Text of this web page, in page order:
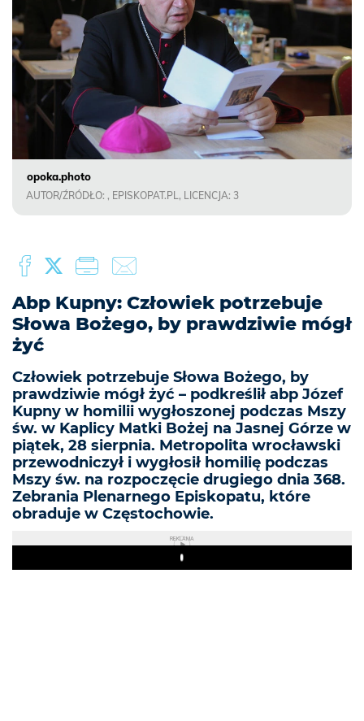
opoka.photo
AUTOR/ŹRÓDŁO: , EPISKOPAT.PL, LICENCJA: 3
Abp Kupny: Człowiek potrzebuje
Słowa Bożego, by prawdziwie mógł
żyć
Człowiek potrzebuje Słowa Bożego, by
prawdziwie mógł żyć – podkreślił abp Józef
Kupny w homilii wygłoszonej podczas Mszy
św. w Kaplicy Matki Bożej na Jasnej Górze w
piątek, 28 sierpnia. Metropolita wrocławski
przewodniczył i wygłosił homilię podczas
Mszy św. na rozpoczęcie drugiego dnia 368.
Zebrania Plenarnego Episkopatu, które
obraduje w Częstochowie.
REKLAMA
Play